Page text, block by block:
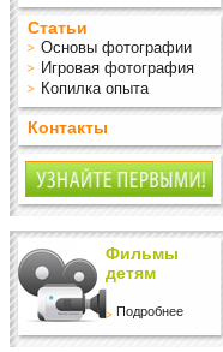
Статьи
Основы фотографии
Игровая фотография
Копилка опыта
Контакты
Фильмы
детям
Подробнее